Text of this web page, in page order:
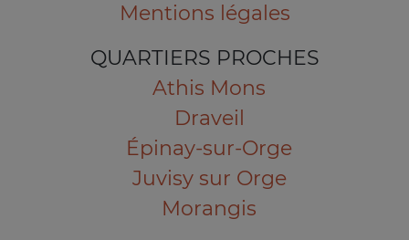
Mentions légales
QUARTIERS PROCHES
Athis Mons
Draveil
Épinay-sur-Orge
Juvisy sur Orge
Morangis